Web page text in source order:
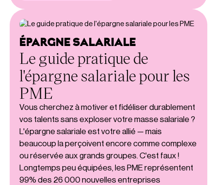
ÉPARGNE SALARIALE
Le guide pratique de
l'épargne salariale pour les
PME
Vous cherchez à motiver et fidéliser durablement
vos talents sans exploser votre masse salariale ?
L'épargne salariale est votre allié — mais
beaucoup la perçoivent encore comme complexe
ou réservée aux grands groupes. C'est faux !
Longtemps peu équipées, les PME représentent
99% des 26 000 nouvelles entreprises